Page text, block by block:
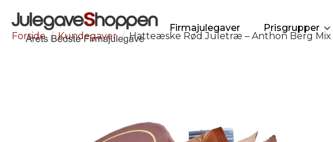
Firmajulegaver Prisgrupper
Forside Kundegaver Hatteæske Rød Juletræ – Anthon Berg Mix